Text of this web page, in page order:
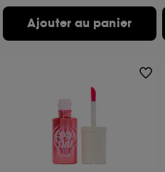
Ajouter au panier